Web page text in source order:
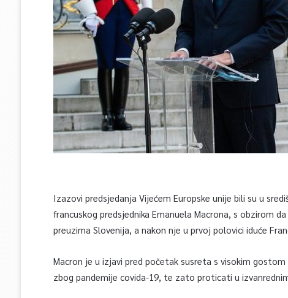
Izazovi predsjedanja Vijećem Europske unije bili su u
francuskog predsjednika Emanuela Macrona, s obzirom
preuzima Slovenija, a nakon nje u prvoj polovici iduće
Macron je u izjavi pred početak susreta s visokim
zbog pandemije covida-19, te zato proticati u